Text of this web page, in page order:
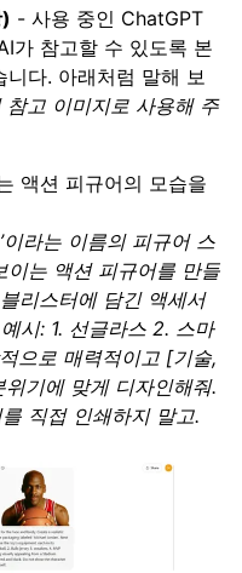
- 사용 중인 ChatGPT
가 참고할 수 있도록 본
다. 아래처럼 말해 보
참고 이미지로 사용해 주
액션 피규어의 모습을
이라는 이름의 피규어 스
는 액션 피규어를 만들
리스터에 담긴 액세서
시: 1. 선글라스 2. 스마
으로 매력적이고 [기술,
기에 맞게 디자인해줘.
직접 인쇄하지 말고.